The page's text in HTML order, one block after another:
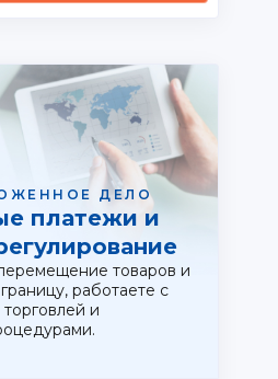
ДЕЛО
платежи и
товаров и
работаете с
и